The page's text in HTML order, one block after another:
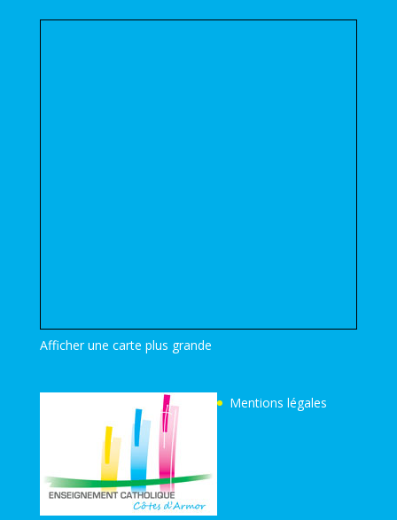
Afficher une carte plus grande
Mentions légales